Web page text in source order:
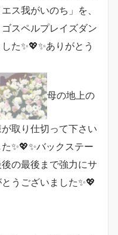
ス我がいのち」を、
スペルプレイズダン
た✨💖✨ありがとう
母の地上の
取り仕切って下さい
✨💖✨バックステー
の最後まで強力にサ
うございました✨💖